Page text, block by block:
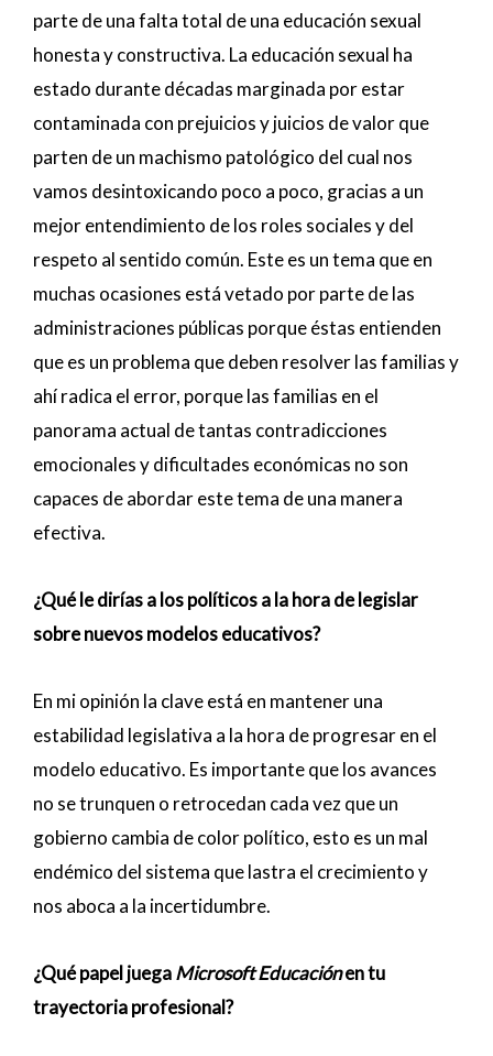
parte de una falta total de una educación sexual
honesta y constructiva. La educación sexual ha
estado durante décadas marginada por estar
contaminada con prejuicios y juicios de valor que
parten de un machismo patológico del cual nos
vamos desintoxicando poco a poco, gracias a un
mejor entendimiento de los roles sociales y del
respeto al sentido común. Este es un tema que en
muchas ocasiones está vetado por parte de las
administraciones públicas porque éstas entienden
que es un problema que deben resolver las familias y
ahí radica el error, porque las familias en el
panorama actual de tantas contradicciones
emocionales y dificultades económicas no son
capaces de abordar este tema de una manera
efectiva.
¿Qué le dirías a los políticos a la hora de legislar
sobre nuevos modelos educativos?
En mi opinión la clave está en mantener una
estabilidad legislativa a la hora de progresar en el
modelo educativo. Es importante que los avances
no se trunquen o retrocedan cada vez que un
gobierno cambia de color político, esto es un mal
endémico del sistema que lastra el crecimiento y
nos aboca a la incertidumbre.
¿Qué papel juegaMicrosoft Educaciónen tu
trayectoria profesional?